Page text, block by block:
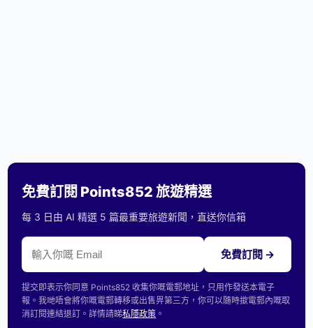
免費訂閱 Points852 旅遊精選
每 3 日由 AI 精選 5 篇最重要旅遊新聞，直送你信箱
免費訂閱 →
提交即表示你同意 Points852 收集你嘅電郵地址，只用作發送本電子
報。我哋唔會將你嘅電郵轉移或出售畀第三方，你可以隨時撳電郵內嘅取
消訂閱連結退訂。詳情請睇私隱政策 。